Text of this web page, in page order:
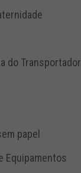
do Transportador
papel
Equipamentos